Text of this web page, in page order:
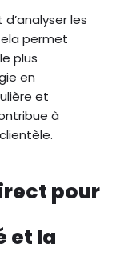
les
permet
plus
en
et
à
pour
et la